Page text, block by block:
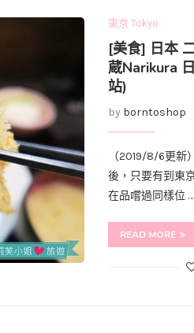
東京 Tokyo
[美食] 日本
蔵Narikura
站)
by borntoshop
（2019/8/6更新
後，只要有到東
在品嚐過同樣位 …
READ MORE